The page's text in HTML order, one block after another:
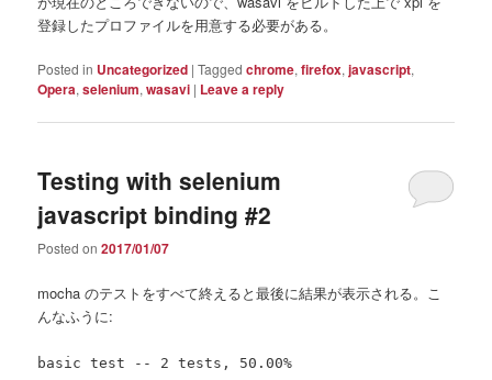
登録したプロファイルを用意する必要がある。
Posted in Uncategorized |Tagged chrome,firefox,javascript,
Opera,selenium,wasavi | Leave a reply
Testing with selenium
javascript binding #2
Posted on2017/01/07
mocha のテストをすべて終えると最後に結果が表示される。こ
んなふうに:
basic test -- 2 tests, 50.00%